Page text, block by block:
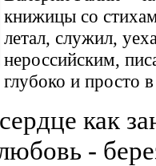
книжицы со
летал, служил,
нероссийским,
глубоко и просто
как
-